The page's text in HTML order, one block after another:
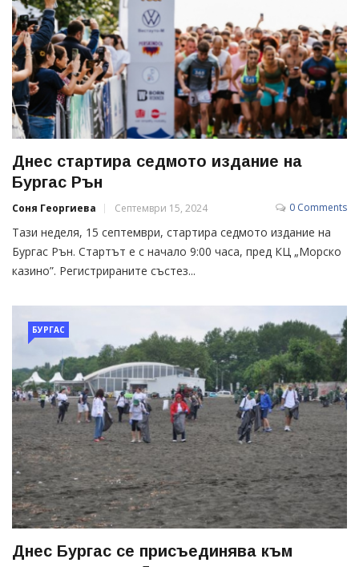
Днес стартира седмото издание на
Бургас Рън
Соня Георгиева Септември 15, 2024 0 Comments
Тази неделя, 15 септември, стартира седмото издание на
Бургас Рън. Стартът е с начало 9:00 часа, пред КЦ „Морско
казино”. Регистрираните състез...
БУРГАС
Днес Бургас се присъединява към